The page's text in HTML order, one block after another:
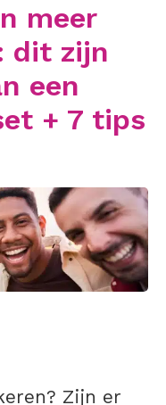
meer
dit zijn
een
+ 7 tips
Zijn er